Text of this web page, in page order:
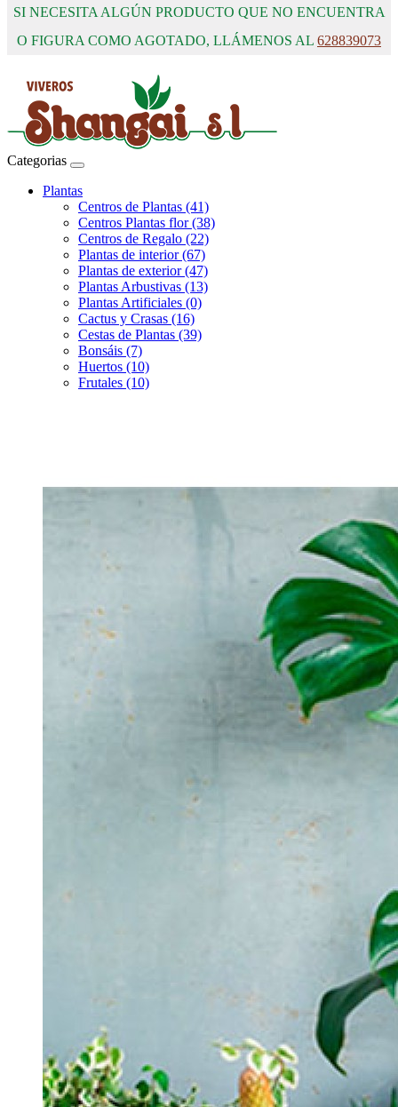
SI NECESITA ALGÚN PRODUCTO QUE NO ENCUENTRA
O FIGURA COMO AGOTADO, LLÁMENOS AL 628839073
Categorias
Plantas
Centros de Plantas (41)
Centros Plantas flor (38)
Centros de Regalo (22)
Plantas de interior (67)
Plantas de exterior (47)
Plantas Arbustivas (13)
Plantas Artificiales (0)
Cactus y Crasas (16)
Cestas de Plantas (39)
Bonsáis (7)
Huertos (10)
Frutales (10)